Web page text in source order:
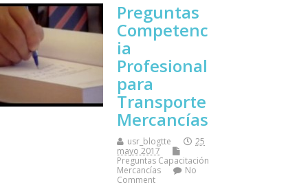
Preguntas
Competenc
ia
Profesional
para
Transporte
Mercancí­as
usr_blogtte
25
mayo 2017
Preguntas Capacitación
Mercancí­as
No
Comment